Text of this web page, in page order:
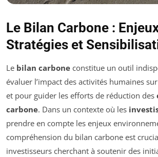
Le Bilan Carbone :
Stratégies et
Le bilan carbone constitue un outil
évaluer l’impact des activités humaines
et pour guider les efforts de réduction des
carbone. Dans un contexte où les
prendre en compte les enjeux
compréhension du bilan carbone est
investisseurs cherchant à soutenir des